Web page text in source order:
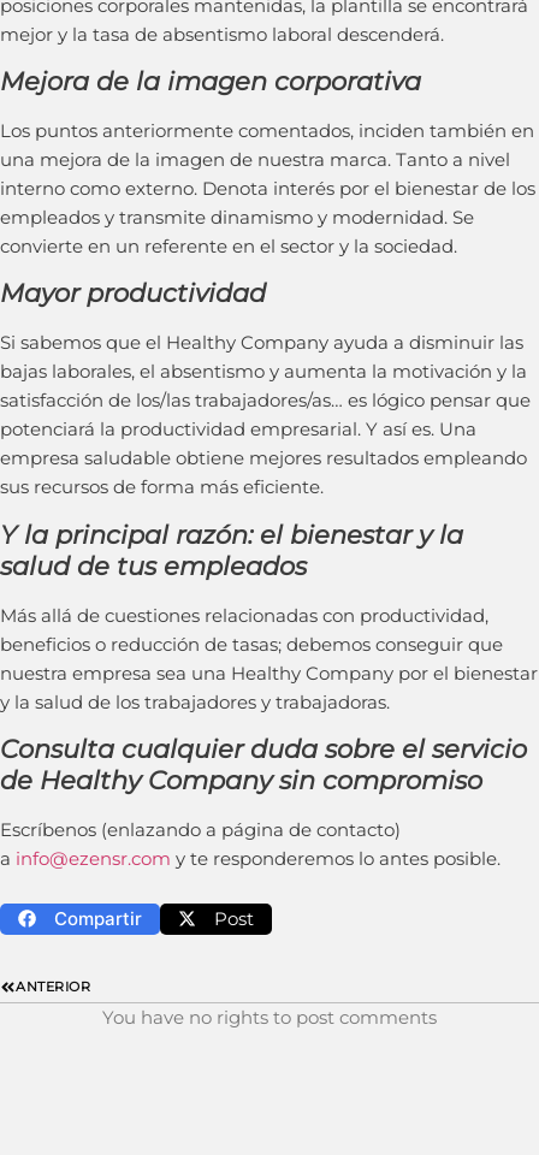
posiciones corporales mantenidas, la plantilla se encontrará
mejor y la tasa de absentismo laboral descenderá.
Mejora de la imagen corporativa
Los puntos anteriormente comentados, inciden también en
una mejora de la imagen de nuestra marca. Tanto a nivel
interno como externo. Denota interés por el bienestar de los
empleados y transmite dinamismo y modernidad. Se
convierte en un referente en el sector y la sociedad.
Mayor productividad
Si sabemos que el Healthy Company ayuda a disminuir las
bajas laborales, el absentismo y aumenta la motivación y la
satisfacción de los/las trabajadores/as… es lógico pensar que
potenciará la productividad empresarial. Y así es. Una
empresa saludable obtiene mejores resultados empleando
sus recursos de forma más eficiente.
Y la principal razón: el bienestar y la
salud de tus empleados
Más allá de cuestiones relacionadas con productividad,
beneficios o reducción de tasas; debemos conseguir que
nuestra empresa sea una Healthy Company por el bienestar
y la salud de los trabajadores y trabajadoras.
Consulta cualquier duda sobre el servicio
de Healthy Company sin compromiso
Escríbenos (enlazando a página de contacto)
a info@ezensr.com y te responderemos lo antes posible.
Compartir Post
ANTERIOR
You have no rights to post comments